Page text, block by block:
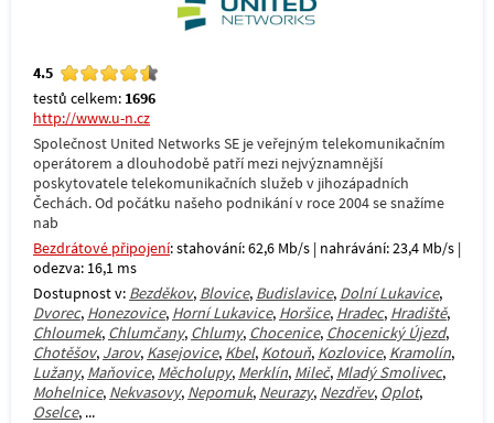
4.5
testů celkem: 1696
http://www.u-n.cz
Společnost United Networks SE je veřejným telekomunikačním
operátorem a dlouhodobě patří mezi nejvýznamnější
poskytovatele telekomunikačních služeb v jihozápadních
Čechách. Od počátku našeho podnikání v roce 2004 se snažíme
nab
Bezdrátové připojení: stahování: 62,6 Mb/s | nahrávání: 23,4 Mb/s |
odezva: 16,1 ms
Dostupnost v: Bezděkov, Blovice, Budislavice, Dolní Lukavice,
Dvorec, Honezovice, Horní Lukavice, Horšice, Hradec, Hradiště,
Chloumek, Chlumčany, Chlumy, Chocenice, Chocenický Újezd,
Chotěšov, Jarov, Kasejovice, Kbel, Kotouň, Kozlovice, Kramolín,
Lužany, Maňovice, Měcholupy, Merklín, Mileč, Mladý Smolivec,
Mohelnice, Nekvasovy, Nepomuk, Neurazy, Nezdřev, Oplot,
Oselce, ...